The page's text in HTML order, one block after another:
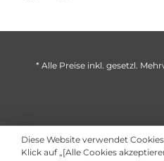
* Alle Preise inkl. gesetzl.
Diese Website verwendet
Klick auf „[Alle Cookies